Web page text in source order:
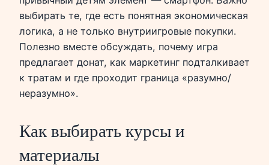
выбирать те, где есть понятная экономическая
логика, а не только внутриигровые покупки.
Полезно вместе обсуждать, почему игра
предлагает донат, как маркетинг подталкивает
к тратам и где проходит граница «разумно/
неразумно».
Как выбирать курсы и
материалы